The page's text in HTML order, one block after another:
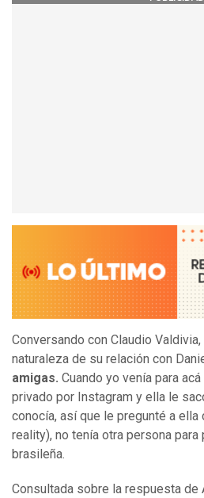
Conversando con Claudio
naturaleza de su relación con
amigas. Cuando yo venía para
privado por Instagram y ella le
conocía, así que le pregunté a ella
reality), no tenía otra persona para
brasileña.
Consultada sobre la respuesta de